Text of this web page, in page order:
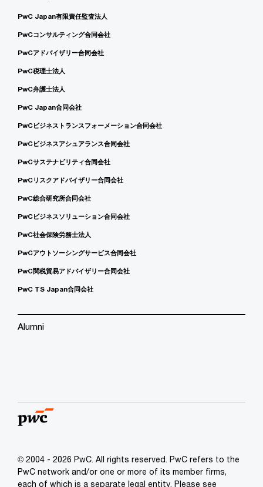
PwC Japan有限責任監査法人
PwCコンサルティング合同会社
PwCアドバイザリー合同会社
PwC税理士法人
PwC弁護士法人
PwC Japan合同会社
PwCビジネストランスフォーメーション合同会社
PwCビジネスアシュアランス合同会社
PwCサステナビリティ合同会社
PwCリスクアドバイザリー合同会社
PwC総合研究所合同会社
PwCビジネスソリューション合同会社
PwC社会保険労務士法人
PwCアウトソーシングサービス合同会社
PwC関税貿易アドバイザリー合同会社
PwC TS Japan合同会社
Alumni
© 2004 - 2026 PwC. All rights reserved. PwC refers to the
PwC network and/or one or more of its member firms,
each of which is a separate legal entity. Please see